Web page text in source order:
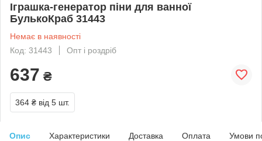
Іграшка-генератор піни для ванної
БулькоКраб 31443
Немає в наявності
Код: 31443
Опт і роздріб
637 ₴
364 ₴ від 5 шт.
Опис Характеристики Доставка Оплата Умови